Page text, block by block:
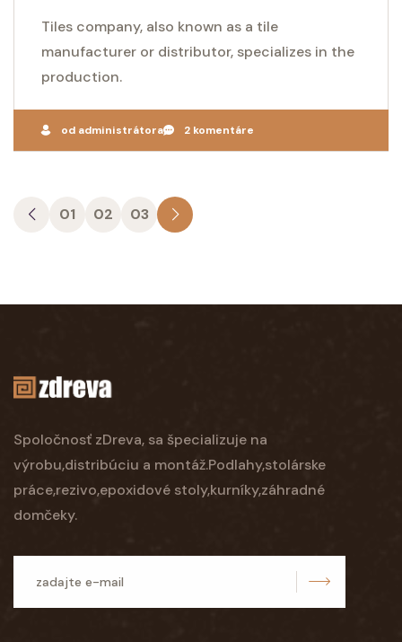
Tiles company, also known as a tile
manufacturer or distributor, specializes in the
production.
od administrátora 2 komentáre
01 02 03
Spoločnosť zDreva, sa špecializuje na
výrobu,distribúciu a montáž.Podlahy,stolárske
práce,rezivo,epoxidové stoly,kurníky,záhradné
domčeky.
odoslať